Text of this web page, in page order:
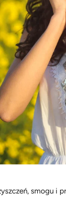
smogu i